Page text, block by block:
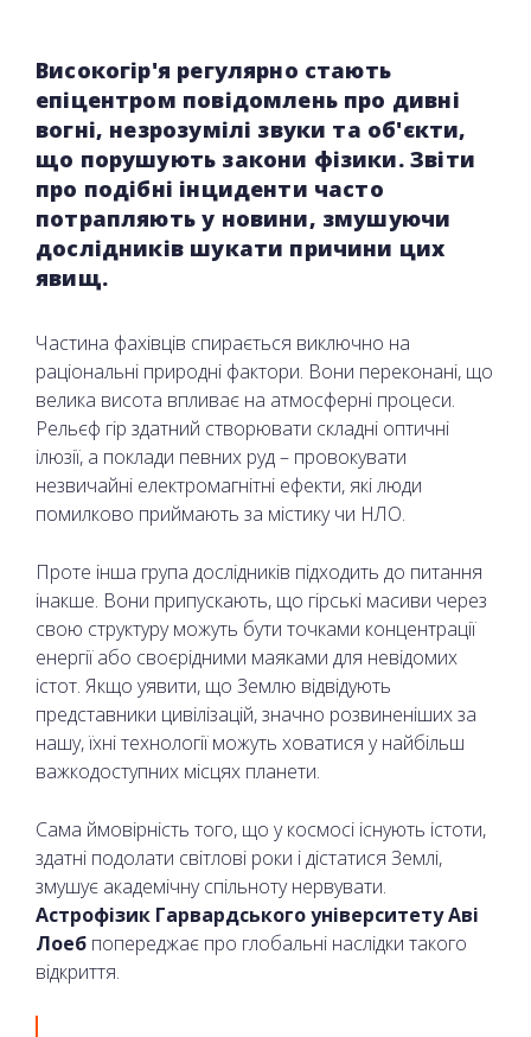
Високогір'я регулярно стають
епіцентром повідомлень про дивні
вогні, незрозумілі звуки та об'єкти,
що порушують закони фізики. Звіти
про подібні інциденти часто
потрапляють у новини, змушуючи
дослідників шукати причини цих
явищ.
Частина фахівців спирається виключно на
раціональні природні фактори. Вони переконані, що
велика висота впливає на атмосферні процеси.
Рельєф гір здатний створювати складні оптичні
ілюзії, а поклади певних руд – провокувати
незвичайні електромагнітні ефекти, які люди
помилково приймають за містику чи НЛО.
Проте інша група дослідників підходить до питання
інакше. Вони припускають, що гірські масиви через
свою структуру можуть бути точками концентрації
енергії або своєрідними маяками для невідомих
істот. Якщо уявити, що Землю відвідують
представники цивілізацій, значно розвиненіших за
нашу, їхні технології можуть ховатися у найбільш
важкодоступних місцях планети.
Сама ймовірність того, що у космосі існують істоти,
здатні подолати світлові роки і дістатися Землі,
змушує академічну спільноту нервувати.
Астрофізик Гарвардського університету Аві
Лоеб попереджає про глобальні наслідки такого
відкриття.